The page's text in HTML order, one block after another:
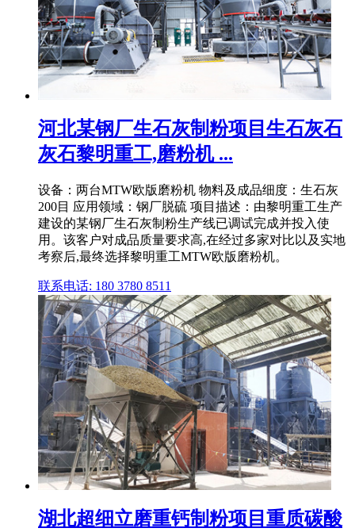
河北某钢厂生石灰制粉项目生石灰石
灰石黎明重工,磨粉机 ...
设备：两台MTW欧版磨粉机 物料及成品细度：生石灰
200目 应用领域：钢厂脱硫 项目描述：由黎明重工生产
建设的某钢厂生石灰制粉生产线已调试完成并投入使
用。该客户对成品质量要求高,在经过多家对比以及实地
考察后,最终选择黎明重工MTW欧版磨粉机。
联系电话: 180 3780 8511
湖北超细立磨重钙制粉项目重质碳酸